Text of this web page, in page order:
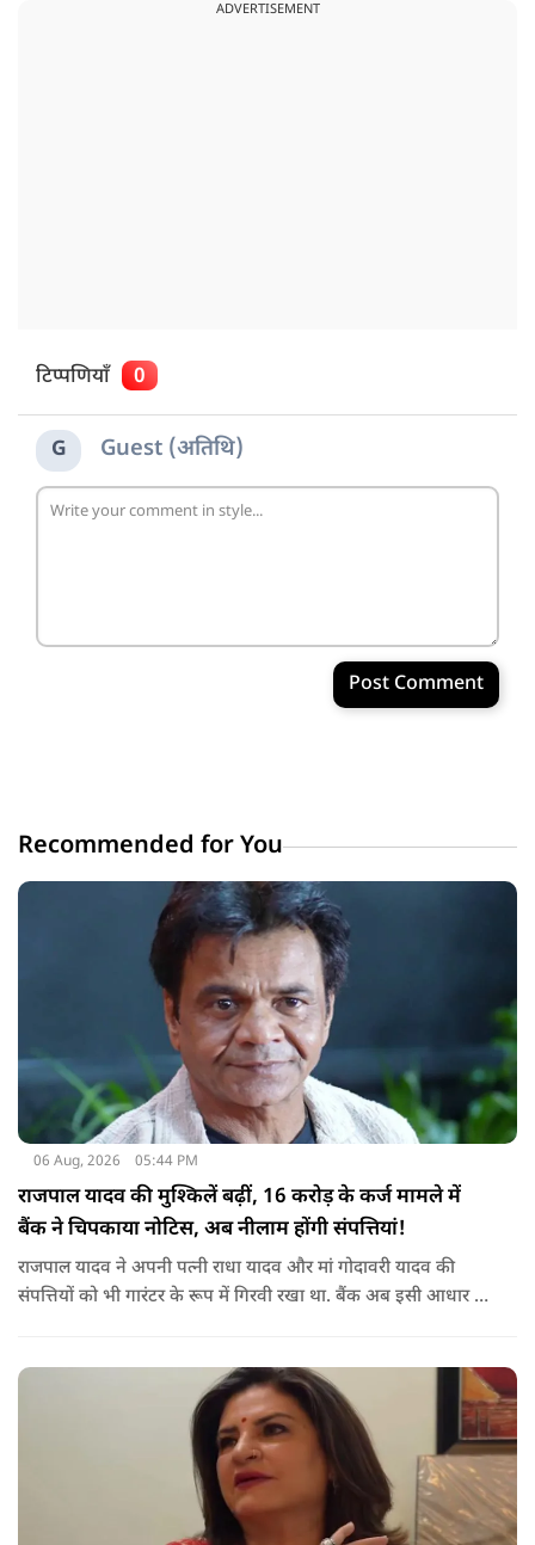
ADVERTISEMENT
टिप्पणियाँ 0
G Guest (अतिथि)
Post Comment
Recommended for You
06 Aug, 2026 05:44 PM
राजपाल यादव की मुश्किलें बढ़ीं, 16 करोड़ के कर्ज मामले में
बैंक ने चिपकाया नोटिस, अब नीलाम होंगी संपत्तियां!
राजपाल यादव ने अपनी पत्नी राधा यादव और मां गोदावरी यादव की
संपत्तियों को भी गारंटर के रूप में गिरवी रखा था. बैंक अब इसी आधार पर
वसूली प्रक्रिया चल रही है.